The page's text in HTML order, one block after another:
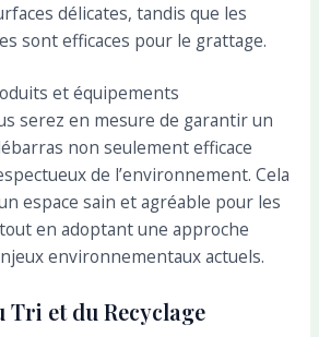
délicates, tandis que les
sont efficaces pour le grattage.
et équipements
serez en mesure de garantir un
non seulement efficace
de l’environnement. Cela
espace sain et agréable pour les
en adoptant une approche
environnementaux actuels.
et du Recyclage